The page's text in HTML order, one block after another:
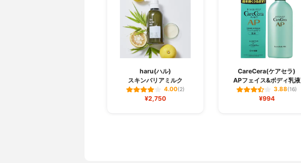
haru(ハル)
スキンバリアミルク
4.00(2)
¥2,750
CareCera(ケアセラ)
APフェイス&ボディ乳液
3.88(16)
¥994